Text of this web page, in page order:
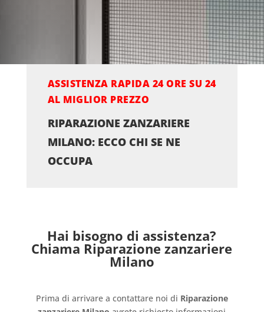
ASSISTENZA RAPIDA 24 ORE SU 24
AL MIGLIOR PREZZO
RIPARAZIONE ZANZARIERE
MILANO: ECCO CHI SE NE
OCCUPA
Hai bisogno di assistenza?
Chiama Riparazione zanzariere
Milano
Prima di arrivare a contattare noi di Riparazione